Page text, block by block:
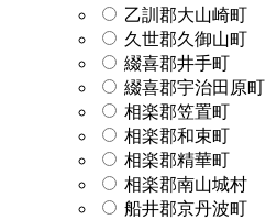
乙訓郡大山崎町
久世郡久御山町
綴喜郡井手町
綴喜郡宇治田原町
相楽郡笠置町
相楽郡和束町
相楽郡精華町
相楽郡南山城村
船井郡京丹波町